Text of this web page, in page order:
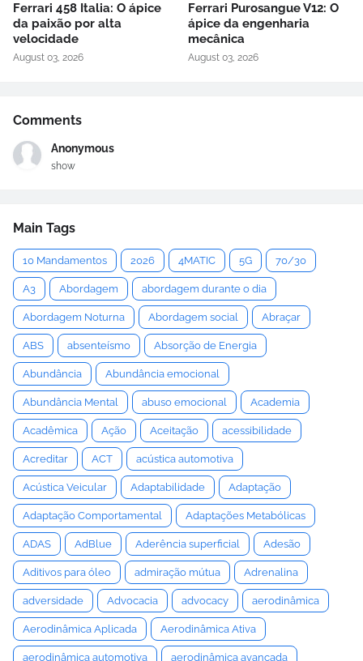
Ferrari 458 Italia: O ápice
da paixão por alta
velocidade
August 03, 2026
Ferrari Purosangue V12: O
ápice da engenharia
mecânica
August 03, 2026
Comments
Anonymous
show
Main Tags
10 Mandamentos 2026 4MATIC 5G 70/30
A3 Abordagem abordagem durante o dia
Abordagem Noturna Abordagem social Abraçar
ABS absenteísmo Absorção de Energia
Abundância Abundância emocional
Abundância Mental abuso emocional Academia
Acadêmica Ação Aceitação acessibilidade
Acreditar ACT acústica automotiva
Acústica Veicular Adaptabilidade Adaptação
Adaptação Comportamental Adaptações Metabólicas
ADAS AdBlue Aderência superficial Adesão
Aditivos para óleo admiração mútua Adrenalina
adversidade Advocacia advocacy aerodinâmica
Aerodinâmica Aplicada Aerodinâmica Ativa
aerodinâmica automotiva aerodinâmica avançada